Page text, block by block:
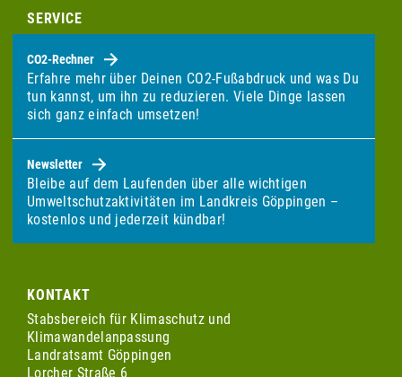
SERVICE
CO2-Rechner
Erfahre mehr über Deinen CO2-Fußabdruck und was Du
tun kannst, um ihn zu reduzieren. Viele Dinge lassen
sich ganz einfach umsetzen!
Newsletter
Bleibe auf dem Laufenden über alle wichtigen
Umweltschutzaktivitäten im Landkreis Göppingen –
kostenlos und jederzeit kündbar!
KONTAKT
Stabsbereich für Klimaschutz und
Klimawandelanpassung
Landratsamt Göppingen
Lorcher Straße 6